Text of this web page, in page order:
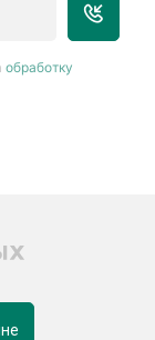
обработку